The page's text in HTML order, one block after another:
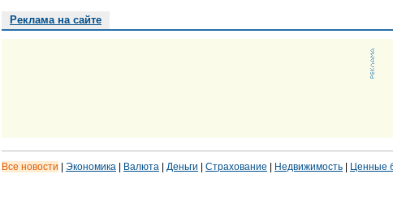
Реклама на сайте
Все новости Экономика Валюта Деньги Страхование Недвижимость Ценные